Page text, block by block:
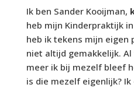
Ik ben Sander Kooijman,
heb mijn Kinderpraktijk in
heb ik tekens mijn eigen
niet altijd gemakkelijk.
meer ik bij mezelf bleef
is die mezelf eigenlijk?